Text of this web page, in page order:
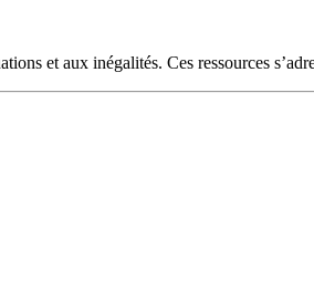
et aux inégalités. Ces ressources